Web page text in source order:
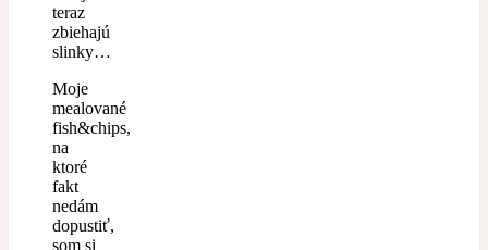
teraz
zbiehajú
slinky…
Moje
mealované
fish&chips,
na
ktoré
fakt
nedám
dopustiť,
som si